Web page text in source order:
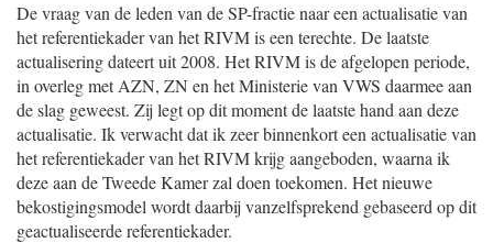
De vraag van de leden van de SP-fractie naar een actualisatie van
het referentiekader van het RIVM is een terechte. De laatste
actualisering dateert uit 2008. Het RIVM is de afgelopen periode,
in overleg met AZN, ZN en het Ministerie van VWS daarmee aan
de slag geweest. Zij legt op dit moment de laatste hand aan deze
actualisatie. Ik verwacht dat ik zeer binnenkort een actualisatie van
het referentiekader van het RIVM krijg aangeboden, waarna ik
deze aan de Tweede Kamer zal doen toekomen. Het nieuwe
bekostigingsmodel wordt daarbij vanzelfsprekend gebaseerd op dit
geactualiseerde referentiekader.